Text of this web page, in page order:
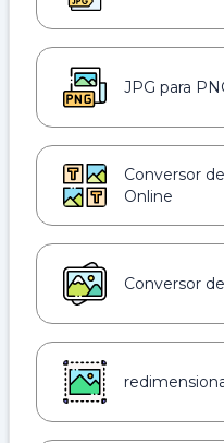
JPG para
Conversor
Online
Conversor